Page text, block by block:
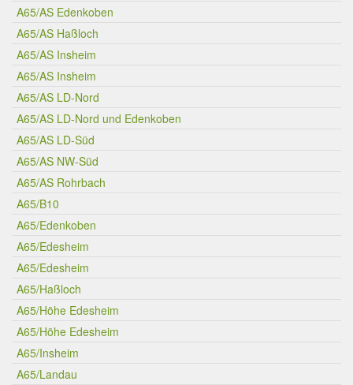
A65/AS Edenkoben
A65/AS Haßloch
A65/AS Insheim
A65/AS Insheim
A65/AS LD-Nord
A65/AS LD-Nord und Edenkoben
A65/AS LD-Süd
A65/AS NW-Süd
A65/AS Rohrbach
A65/B10
A65/Edenkoben
A65/Edesheim
A65/Edesheim
A65/Haßloch
A65/Höhe Edesheim
A65/Höhe Edesheim
A65/Insheim
A65/Landau